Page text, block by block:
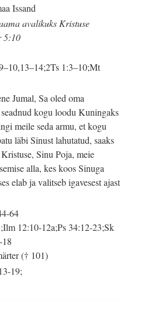
Issand
avalikuks Kristuse
5:10
1:3–10;Mt
Jumal, Sa oled oma
kogu loodu Kuningaks
meile seda armu, et kogu
läbi Sinust lahutatud, saaks
Sinu Poja, meie
alla, kes koos Sinuga
elab ja valitseb igavesest ajast
64
12:10-12a;Ps 34:12-23;Sk
(† 101)
19;